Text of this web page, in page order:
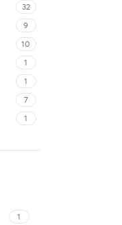
32
9
10
1
1
7
1
1